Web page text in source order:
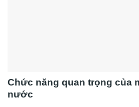
Chức năng quan trọng của
nước